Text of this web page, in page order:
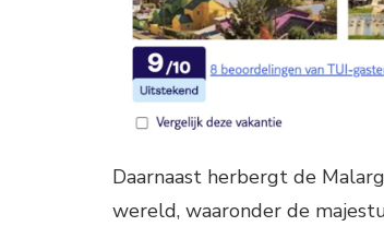
Daarnaast herbergt de
wereld, waaronder de